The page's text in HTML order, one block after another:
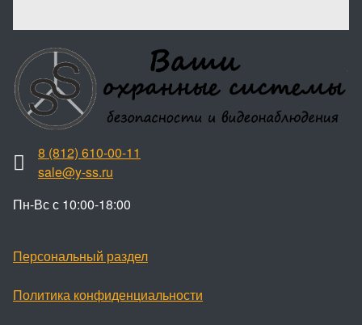
8 (812) 610-00-11
sale@y-ss.ru
Пн-Вс с 10:00-18:00
Персональный раздел
Политика конфиденциальности